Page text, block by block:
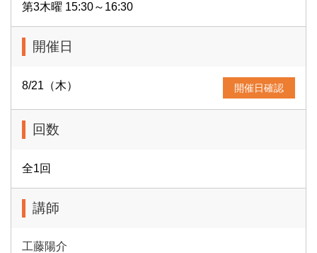
第3木曜 15:30～16:30
開催日
8/21（木） 開催日確認
回数
全1回
講師
工藤陽介